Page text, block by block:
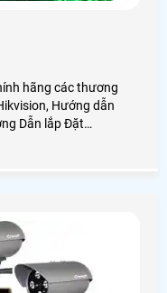
hãng các thương
Hướng dẫn
Dẫn lắp Đặt